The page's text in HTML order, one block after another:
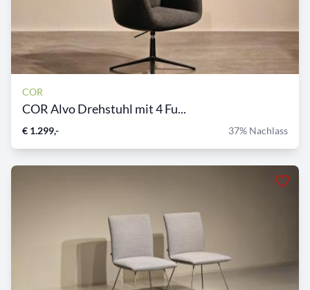
COR
COR Alvo Drehstuhl mit 4 Fu...
€ 1.299,- 37% Nachlass